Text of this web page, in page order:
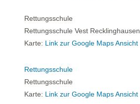
Rettungsschule
Rettungsschule Vest Recklinghausen
Karte: Link zur Google Maps Ansicht
Rettungsschule
Rettungsschule
Karte: Link zur Google Maps Ansicht